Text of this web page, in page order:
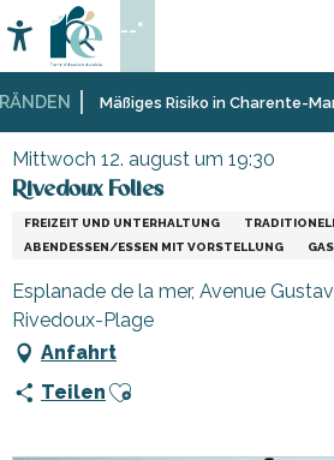
au
contenu
principal
Mäßiges Risiko in Charente-
Accessibilité
Suche
--°
Startseite
Organisieren
Aktivitäten
Mittwoch 12. august um 19:30
Rivedoux Folies
FREIZEIT UND UNTERHALTUNG
ABENDESSEN/ESSEN MIT VORSTELLUNG
Esplanade de la mer, Avenue
Rivedoux-Plage
Anfahrt
Teilen Ajouter aux favoris